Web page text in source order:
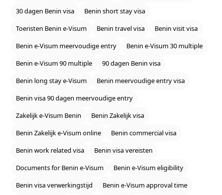
30 dagen Benin visa
Benin short stay visa
Toeristen Benin e‑Visum
Benin travel visa
Benin visit visa
Benin e‑Visum meervoudige entry
Benin e‑Visum 30 multiple
Benin e‑Visum 90 multiple
90 dagen Benin visa
Benin long stay e‑Visum
Benin meervoudige entry visa
Benin visa 90 dagen meervoudige entry
Zakelijk e‑Visum Benin
Benin Zakelijk visa
Benin Zakelijk e‑Visum online
Benin commercial visa
Benin work related visa
Benin visa vereisten
Documents for Benin e‑Visum
Benin e‑Visum eligibility
Benin visa verwerkingstijd
Benin e‑Visum approval time